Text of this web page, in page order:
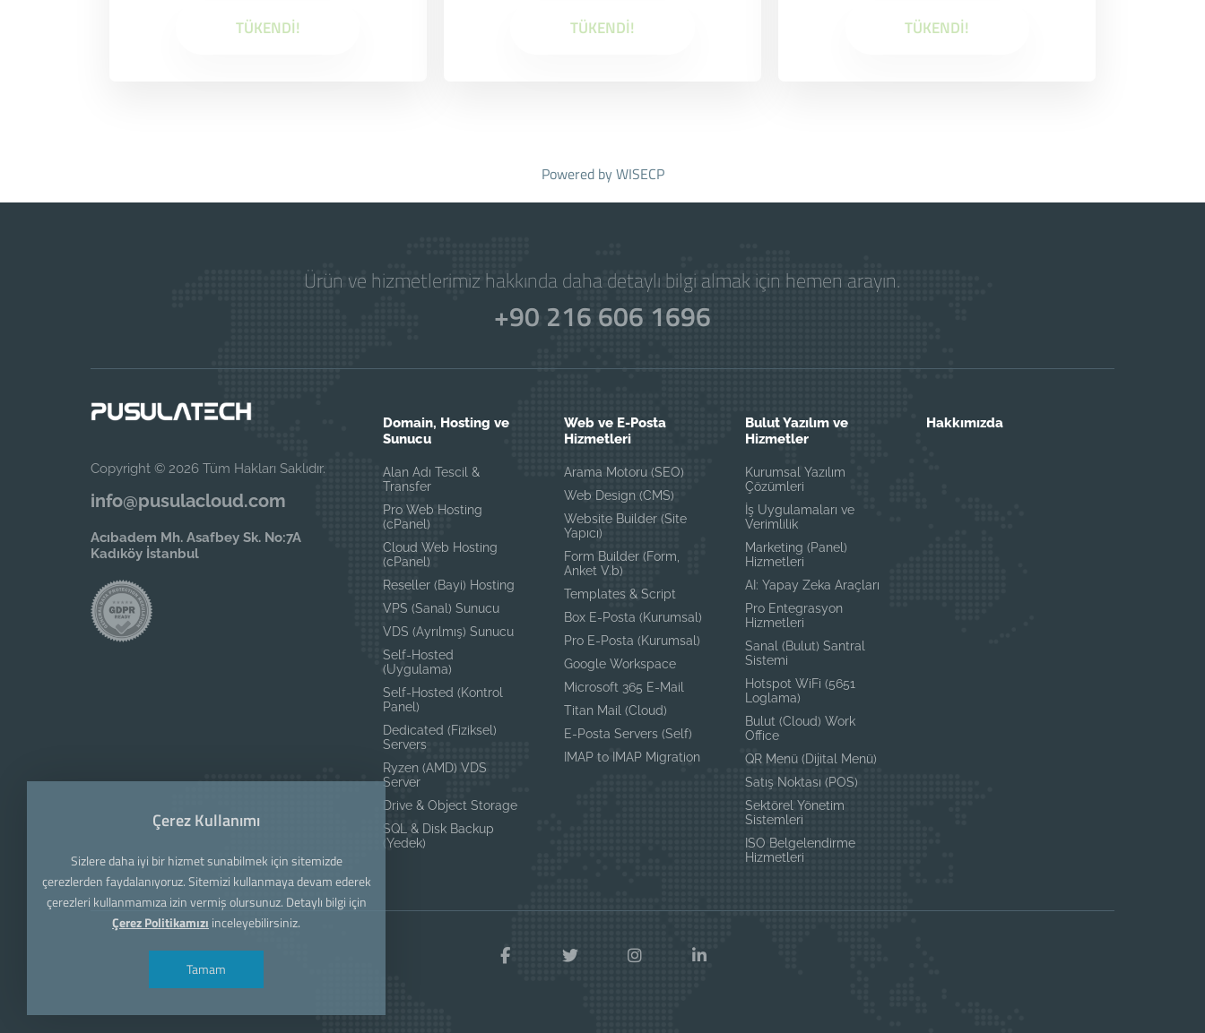
TÜKENDİ! TÜKENDİ! TÜKENDİ!
Powered byWISECP
Ürün ve hizmetlerimiz hakkında daha detaylı bilgi almak için hemen arayın.
+90 216 606 1696
Copyright © 2026 Tüm Hakları Saklıdır.
info@pusulacloud.com
Acıbadem Mh. Asafbey Sk. No:7A
Kadıköy İstanbul
Domain, Hosting ve
Sunucu
Alan Adı Tescil &
Transfer
Pro Web Hosting
(cPanel)
Cloud Web Hosting
(cPanel)
Reseller (Bayi) Hosting
VPS (Sanal) Sunucu
VDS (Ayrılmış) Sunucu
Self-Hosted
(Uygulama)
Self-Hosted (Kontrol
Panel)
Dedicated (Fiziksel)
Servers
Ryzen (AMD) VDS
Server
Drive & Object Storage
SQL & Disk Backup
(Yedek)
Web ve E-Posta
Hizmetleri
Arama Motoru (SEO)
Web Design (CMS)
Website Builder (Site
Yapıcı)
Form Builder (Form,
Anket V.b)
Templates & Script
Box E-Posta (Kurumsal)
Pro E-Posta (Kurumsal)
Google Workspace
Microsoft 365 E-Mail
Titan Mail (Cloud)
E-Posta Servers (Self)
IMAP to IMAP Migration
Bulut Yazılım ve
Hizmetler
Kurumsal Yazılım
Çözümleri
İş Uygulamaları ve
Verimlilik
Marketing (Panel)
Hizmetleri
AI: Yapay Zeka Araçları
Pro Entegrasyon
Hizmetleri
Sanal (Bulut) Santral
Sistemi
Hotspot WiFi (5651
Loglama)
Bulut (Cloud) Work
Office
QR Menü (Dijital Menü)
Satış Noktası (POS)
Sektörel Yönetim
Sistemleri
ISO Belgelendirme
Hizmetleri
Hakkımızda
Çerez Kullanımı
Sizlere daha iyi bir hizmet sunabilmek için sitemizde
çerezlerden faydalanıyoruz. Sitemizi kullanmaya devam ederek
çerezleri kullanmamıza izin vermiş olursunuz. Detaylı bilgi için
Çerez Politikamızı inceleyebilirsiniz.
Tamam